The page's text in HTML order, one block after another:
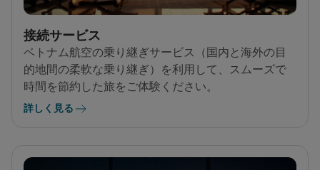
接続サービス
ベトナム航空の乗り継ぎサービス（国内と海外の目
的地間の柔軟な乗り継ぎ）を利用して、スムーズで
時間を節約した旅をご体験ください。
詳しく見る